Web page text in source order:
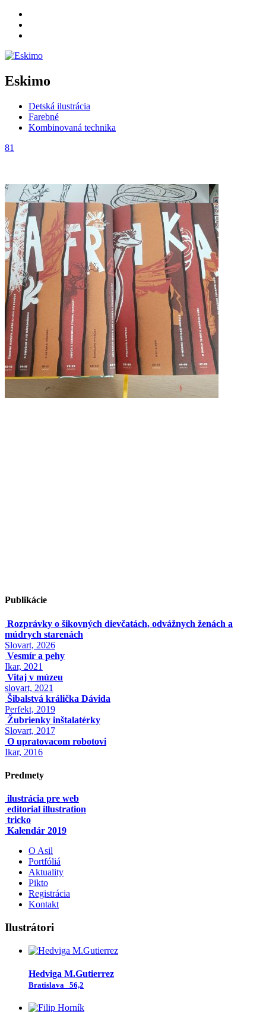
Eskimo
Detská ilustrácia
Farebné
Kombinovaná technika
81
Publikácie
Rozprávky o šikovných dievčatách, odvážnych ženách a
múdrych starenách
Slovart, 2026
Vesmír a pehy
Ikar, 2021
Vitaj v múzeu
slovart, 2021
Šibalstvá králička Dávida
Perfekt, 2019
Žubrienky inštalatérky
Slovart, 2017
O upratovacom robotovi
Ikar, 2016
Predmety
ilustrácia pre web
editorial illustration
tricko
Kalendár 2019
O Asil
Portfóliá
Aktuality
Pikto
Registrácia
Kontakt
Ilustrátori
Hedviga M.Gutierrez
Bratislava 56,2